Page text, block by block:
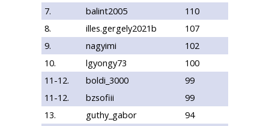
7.
balint2005
110
8.
illes.gergely2021b
107
9.
nagyimi
102
10.
lgyongy73
100
11-12.
boldi_3000
99
11-12.
bzsofiii
99
13.
guthy_gabor
94